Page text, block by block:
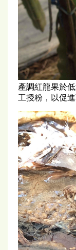
產調紅龍果於
工授粉，以促